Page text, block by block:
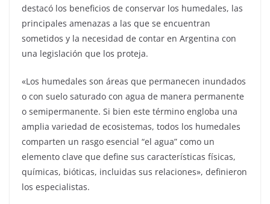
destacó los beneficios de conservar los humedales, las
principales amenazas a las que se encuentran
sometidos y la necesidad de contar en Argentina con
una legislación que los proteja.
«Los humedales son áreas que permanecen inundados
o con suelo saturado con agua de manera permanente
o semipermanente. Si bien este término engloba una
amplia variedad de ecosistemas, todos los humedales
comparten un rasgo esencial “el agua” como un
elemento clave que define sus características físicas,
químicas, bióticas, incluidas sus relaciones», definieron
los especialistas.